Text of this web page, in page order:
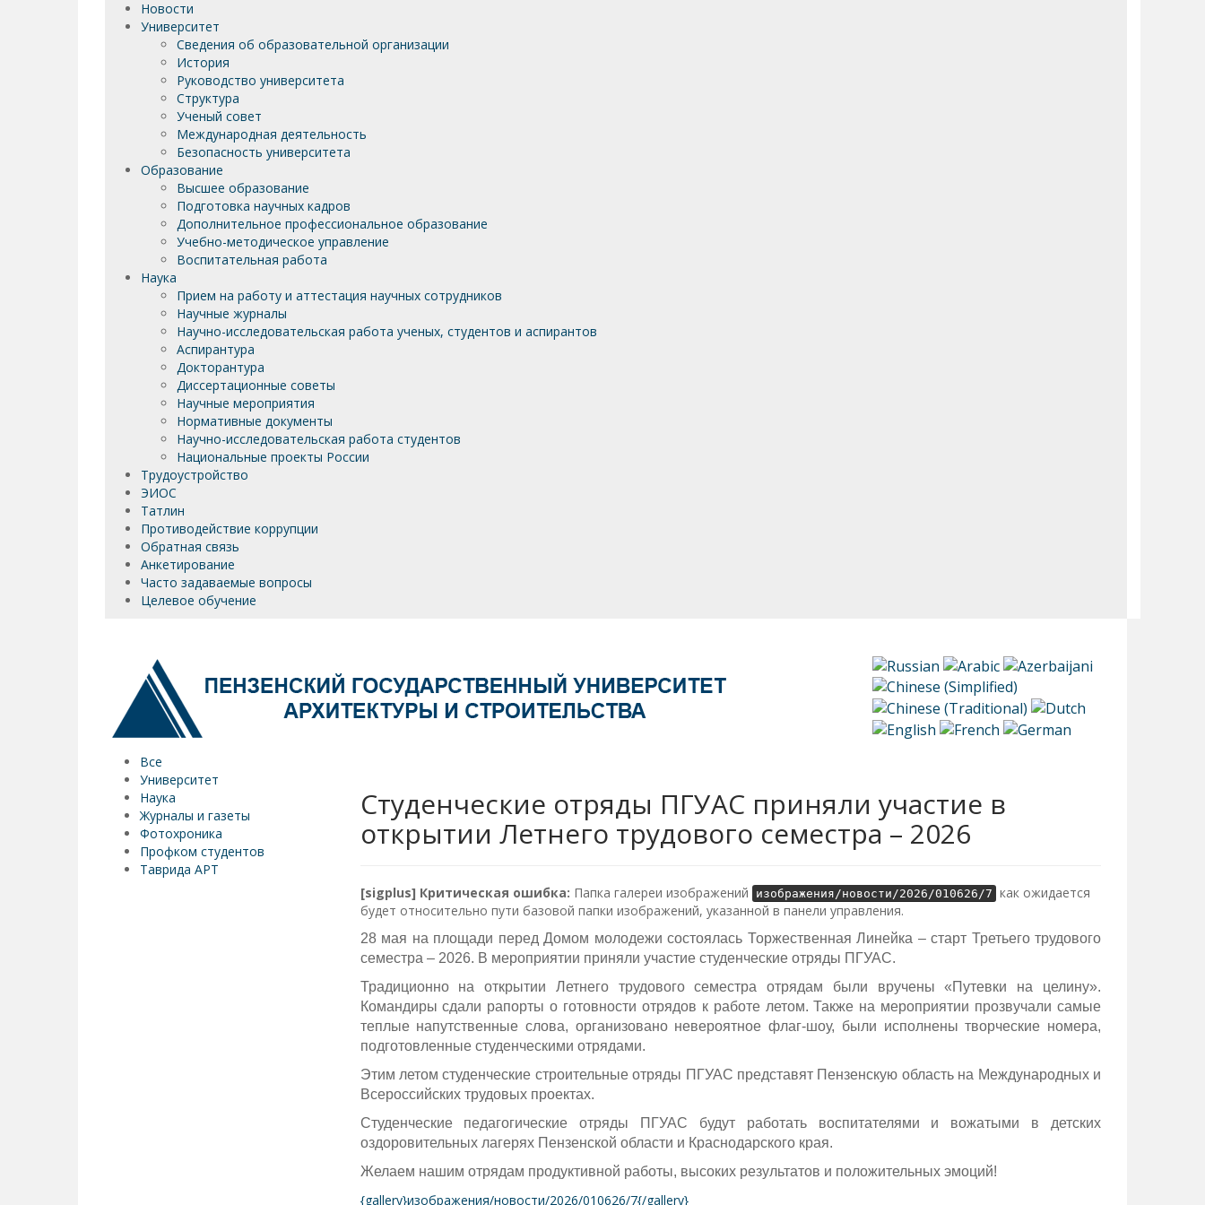
Новости
Университет
Сведения об образовательной организации
История
Руководство университета
Структура
Ученый совет
Международная деятельность
Безопасность университета
Образование
Высшее образование
Подготовка научных кадров
Дополнительное профессиональное образование
Учебно-методическое управление
Воспитательная работа
Наука
Прием на работу и аттестация научных сотрудников
Научные журналы
Научно-исследовательская работа ученых, студентов и аспирантов
Аспирантура
Докторантура
Диссертационные советы
Научные мероприятия
Нормативные документы
Научно-исследовательская работа студентов
Национальные проекты России
Трудоустройство
ЭИОС
Татлин
Противодействие коррупции
Обратная связь
Анкетирование
Часто задаваемые вопросы
Целевое обучение
Все
Университет
Наука
Журналы и газеты
Фотохроника
Профком студентов
Таврида АРТ
Студенческие отряды ПГУАС приняли участие в
открытии Летнего трудового семестра – 2026
[sigplus] Критическая ошибка: Папка галереи изображений изображения/новости/2026/010626/7 как ожидается
будет относительно пути базовой папки изображений, указанной в панели управления.
28 мая на площади перед Домом молодежи состоялась Торжественная Линейка – старт Третьего трудового
семестра – 2026. В мероприятии приняли участие студенческие отряды ПГУАС.
Традиционно на открытии Летнего трудового семестра отрядам были вручены «Путевки на целину».
Командиры сдали рапорты о готовности отрядов к работе летом. Также на мероприятии прозвучали самые
теплые напутственные слова, организовано невероятное флаг-шоу, были исполнены творческие номера,
подготовленные студенческими отрядами.
Этим летом студенческие строительные отряды ПГУАС представят Пензенскую область на Международных и
Всероссийских трудовых проектах.
Студенческие педагогические отряды ПГУАС будут работать воспитателями и вожатыми в детских
оздоровительных лагерях Пензенской области и Краснодарского края.
Желаем нашим отрядам продуктивной работы, высоких результатов и положительных эмоций!
{gallery}изображения/новости/2026/010626/7{/gallery}